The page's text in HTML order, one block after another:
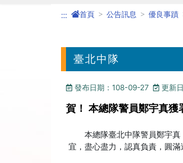
::: 首頁 公告訊息 優良事蹟
臺北中隊
發布日期：108-09-27 更新
賀！ 本總隊警員鄭宇真獲
本總隊臺北中隊警員鄭宇真
宜，盡心盡力，認真負責，圓